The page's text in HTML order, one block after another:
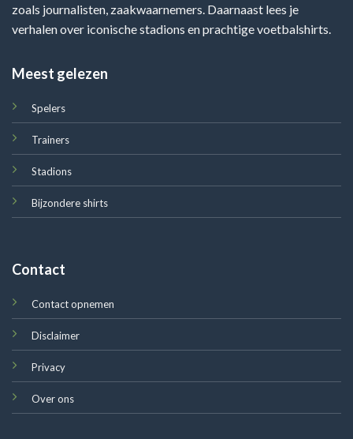
zoals journalisten, zaakwaarnemers. Daarnaast lees je
verhalen over iconische stadions en prachtige voetbalshirts.
Meest gelezen
Spelers
Trainers
Stadions
Bijzondere shirts
Contact
Contact opnemen
Disclaimer
Privacy
Over ons